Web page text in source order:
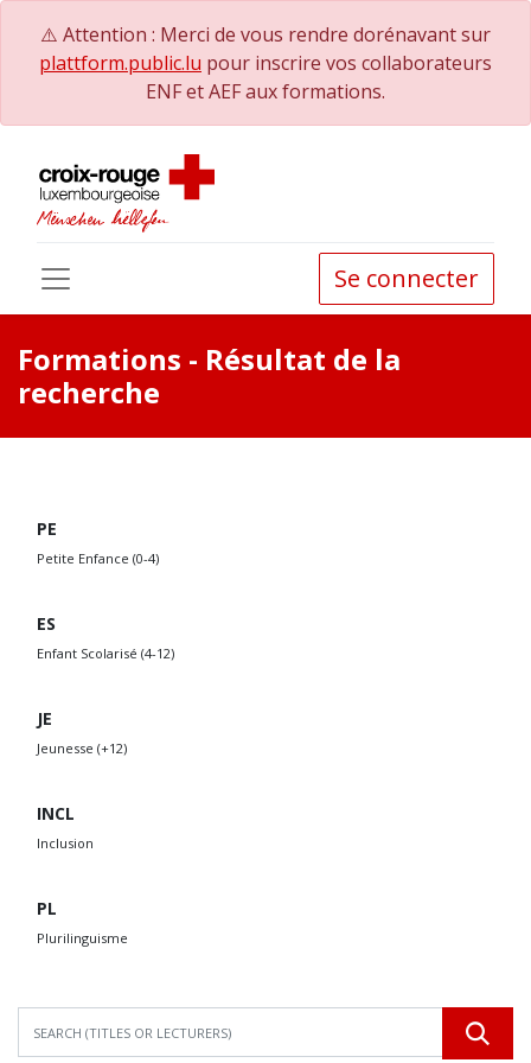
⚠️ Attention : Merci de vous rendre dorénavant sur
plattform.public.lu pour inscrire vos collaborateurs
ENF et AEF aux formations.
Se connecter
Formations - Résultat de la
recherche
PE
Petite Enfance (0-4)
ES
Enfant Scolarisé (4-12)
JE
Jeunesse (+12)
INCL
Inclusion
PL
Plurilinguisme